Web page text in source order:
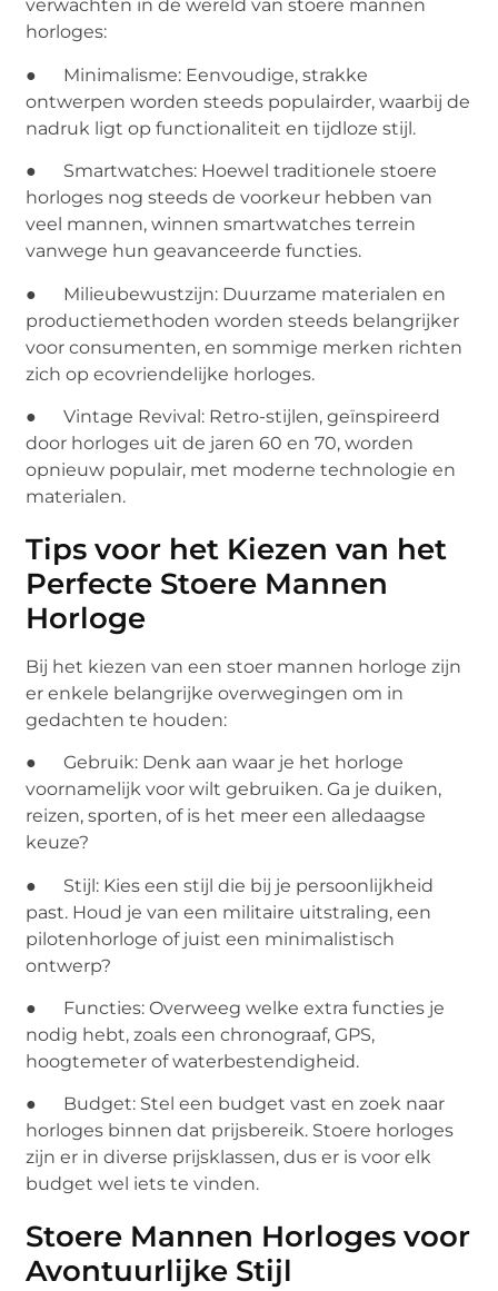
verwachten in de wereld van stoere mannen
horloges:
● Minimalisme: Eenvoudige, strakke
ontwerpen worden steeds populairder, waarbij de
nadruk ligt op functionaliteit en tijdloze stijl.
● Smartwatches: Hoewel traditionele stoere
horloges nog steeds de voorkeur hebben van
veel mannen, winnen smartwatches terrein
vanwege hun geavanceerde functies.
● Milieubewustzijn: Duurzame materialen en
productiemethoden worden steeds belangrijker
voor consumenten, en sommige merken richten
zich op ecovriendelijke horloges.
● Vintage Revival: Retro-stijlen, geïnspireerd
door horloges uit de jaren 60 en 70, worden
opnieuw populair, met moderne technologie en
materialen.
Tips voor het Kiezen van het
Perfecte Stoere Mannen
Horloge
Bij het kiezen van een stoer mannen horloge zijn
er enkele belangrijke overwegingen om in
gedachten te houden:
● Gebruik: Denk aan waar je het horloge
voornamelijk voor wilt gebruiken. Ga je duiken,
reizen, sporten, of is het meer een alledaagse
keuze?
● Stijl: Kies een stijl die bij je persoonlijkheid
past. Houd je van een militaire uitstraling, een
pilotenhorloge of juist een minimalistisch
ontwerp?
● Functies: Overweeg welke extra functies je
nodig hebt, zoals een chronograaf, GPS,
hoogtemeter of waterbestendigheid.
● Budget: Stel een budget vast en zoek naar
horloges binnen dat prijsbereik. Stoere horloges
zijn er in diverse prijsklassen, dus er is voor elk
budget wel iets te vinden.
Stoere Mannen Horloges voor
Avontuurlijke Stijl